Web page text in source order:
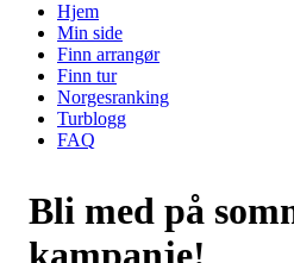
Hjem
Min side
Finn arrangør
Finn tur
Norgesranking
Turblogg
FAQ
Bli med på